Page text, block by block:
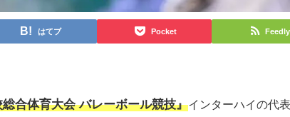
はてブ Pocket Feedly
合体育大会 バレーボール競技』インターハイの代